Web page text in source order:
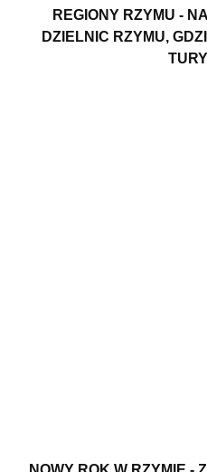
REGIONY RZYMU -
DZIELNIC RZYMU,